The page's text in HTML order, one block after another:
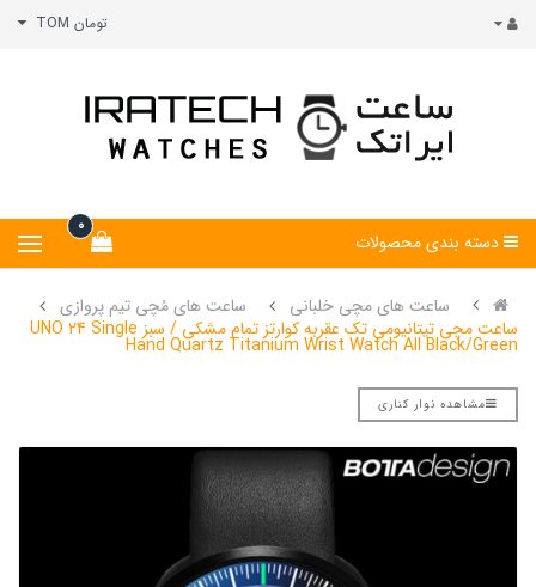
تومان TOM
0
دسته بندی محصولات
ساعت های مچی خلبانی
ساعت های مُچی تیم پروازی
ساعت مچی تیتانیومی تک عقربه کوارتز تمام مشکی / سبز UNO 24 Single
Hand Quartz Titanium Wrist Watch All Black/Green
مشاهده نوار کناری